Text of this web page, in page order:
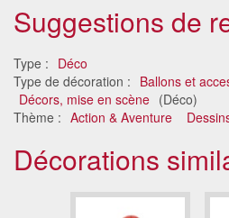
Suggestions de
Type : Déco
Type de décoration : Ballons et
Décors, mise en scène (Déco)
Thème : Action & Aventure
Décorations